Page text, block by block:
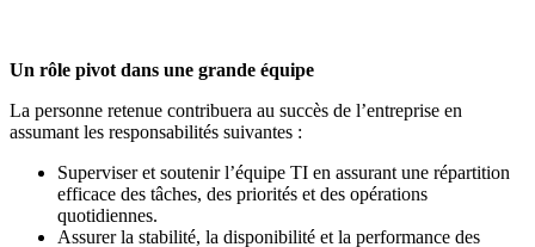
Un rôle pivot dans une grande équipe
La personne retenue contribuera au succès de l’entreprise en
assumant les responsabilités suivantes :
Superviser et soutenir l’équipe TI en assurant une répartition
efficace des tâches, des priorités et des opérations
quotidiennes.
Assurer la stabilité, la disponibilité et la performance des